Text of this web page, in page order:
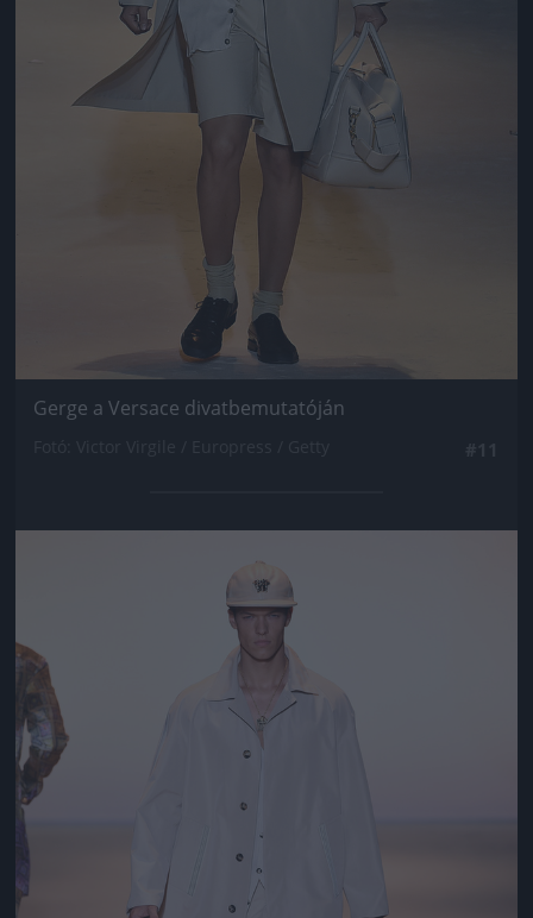
Gerge a Versace divatbemutatóján
Jön még kép!